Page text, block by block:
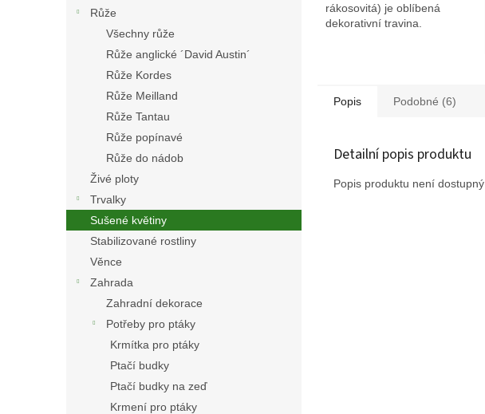
Růže
Všechny růže
Růže anglické ´David Austin´
Růže Kordes
Růže Meilland
Růže Tantau
Růže popínavé
Růže do nádob
Živé ploty
Trvalky
Sušené květiny
Stabilizované rostliny
Věnce
Zahrada
Zahradní dekorace
Potřeby pro ptáky
Krmítka pro ptáky
Ptačí budky
Ptačí budky na zeď
Krmení pro ptáky
rákosovitá) je oblíbená
dekorativní travina.
Popis Podobné (6)
Detailní popis produktu
Popis produktu není dostupný